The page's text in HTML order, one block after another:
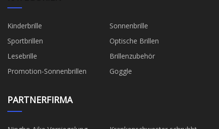
Kinderbrille
Sonnenbrille
Sportbrillen
Optische Brillen
Lesebrille
Brillenzubehör
Promotion-Sonnenbrillen
Goggle
PARTNERFIRMA